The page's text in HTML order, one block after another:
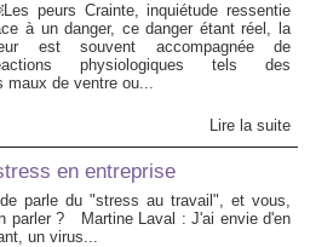
peurs Crainte, inquiétude ressentie
à un danger, ce danger étant réel, la
est souvent accompagnée de
physiologiques tels des
maux de ventre ou...
Lire la suite
en entreprise
parle du "stress au travail", et vous,
parler ? Martine Laval : J'ai envie d'en
un virus...